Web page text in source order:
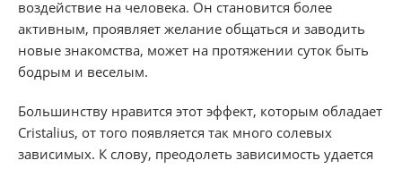
воздействие на человека. Он становится более
активным, проявляет желание общаться и заводить
новые знакомства, может на протяжении суток быть
бодрым и веселым.
Большинству нравится этот эффект, которым обладает
Cristalius, от того появляется так много солевых
зависимых. К слову, преодолеть зависимость удается